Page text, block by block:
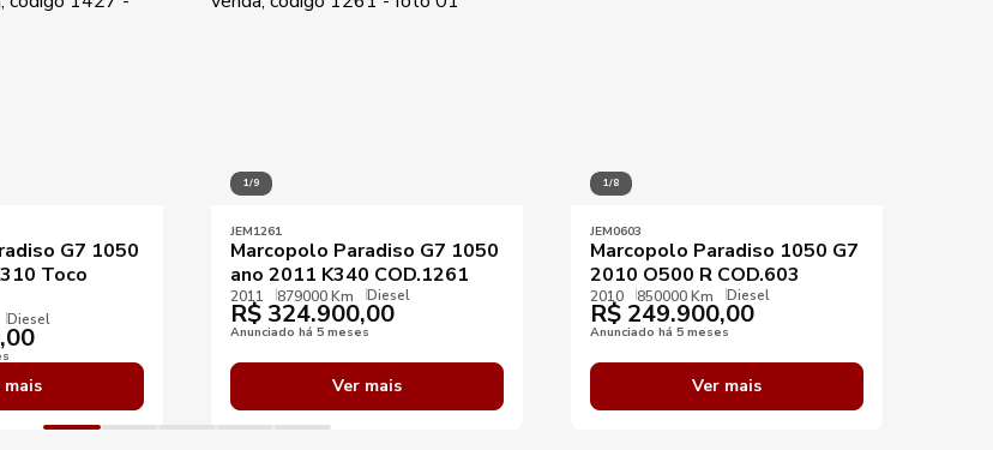
G7 1050
Toco
Diesel
mais
1/9
JEM1261
Marcopolo Paradiso G7 1050
ano 2011 K340 COD.1261
2011 879000 Km Diesel
R$ 324.900,00
Anunciado há 5 meses
Ver mais
1/8
JEM0603
Marcopolo Paradiso 1050 G7
2010 O500 R COD.603
2010 850000 Km Diesel
R$ 249.900,00
Anunciado há 5 meses
Ver mais